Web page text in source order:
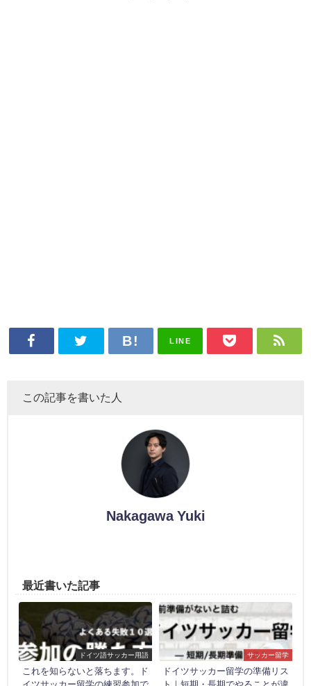
LINE
この記事を書いた人
Nakagawa Yuki
最近書いた記事
ドイツ語サッカー用語
これを知らないと落ちます。ド
サッカー留学
ドイツサッカー留学の準備リス